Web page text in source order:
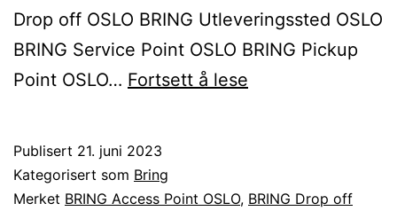
Drop off OSLO BRING Utleveringssted OSLO
BRING Service Point OSLO BRING Pickup
Point OSLO… Fortsett å lese
eller
Publisert 21. juni 2023
Kategorisert som Bring
Merket BRING Access Point OSLO, BRING Drop off